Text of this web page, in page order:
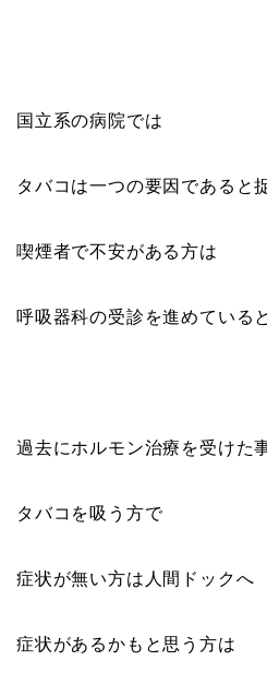
国立系の病院では
タバコは一つの要因であると
喫煙者で不安がある方は
呼吸器科の受診を進めている
過去にホルモン治療を受けた
タバコを吸う方で
症状が無い方は人間ドックへ
症状があるかもと思う方は